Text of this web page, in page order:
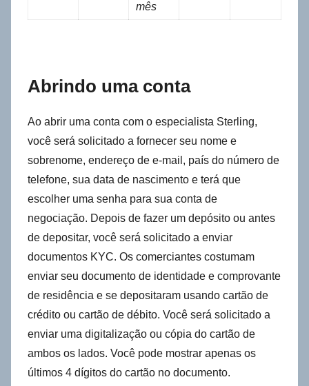
mês
Abrindo uma conta
Ao abrir uma conta com o especialista Sterling,
você será solicitado a fornecer seu nome e
sobrenome, endereço de e-mail, país do número de
telefone, sua data de nascimento e terá que
escolher uma senha para sua conta de
negociação. Depois de fazer um depósito ou antes
de depositar, você será solicitado a enviar
documentos KYC. Os comerciantes costumam
enviar seu documento de identidade e comprovante
de residência e se depositaram usando cartão de
crédito ou cartão de débito. Você será solicitado a
enviar uma digitalização ou cópia do cartão de
ambos os lados. Você pode mostrar apenas os
últimos 4 dígitos do cartão no documento.